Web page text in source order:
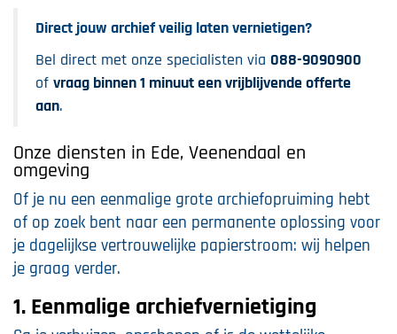
Direct jouw archief veilig laten vernietigen?
Bel direct met onze specialisten via 088-9090900
of vraag binnen 1 minuut een vrijblijvende offerte
aan.
Onze diensten in Ede, Veenendaal en
omgeving
Of je nu een eenmalige grote archiefopruiming hebt
of op zoek bent naar een permanente oplossing voor
je dagelijkse vertrouwelijke papierstroom: wij helpen
je graag verder.
1. Eenmalige archiefvernietiging